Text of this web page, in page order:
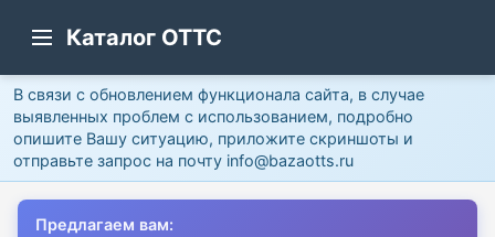
Каталог ОТТС
В связи с обновлением функционала сайта, в случае
выявленных проблем с использованием, подробно
опишите Вашу ситуацию, приложите скриншоты и
отправьте запрос на почту info@bazaotts.ru
Предлагаем вам: